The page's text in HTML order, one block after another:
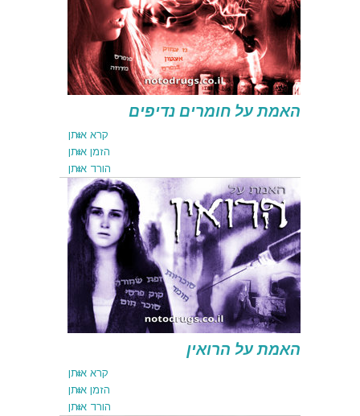
הורד אותן
האמת על חומרים נדיפים
קרא אותן
הזמן אותן
הורד אותן
קרא אותן
הזמן אותן
הורד אותן
האמת על הרואין
קרא אותן
הזמן אותן
הורד אותן